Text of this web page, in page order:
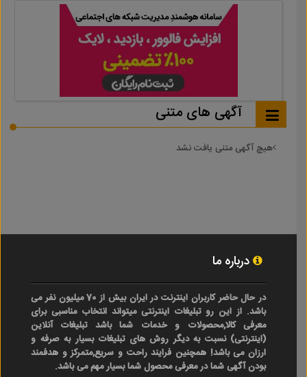
آگهی های متنی
هیچ آگهی متنی یافت نشد
درباره ما
در حال حاضر کاربران اینترنت در ایران بیش از 70 میلیون نفر می
باشد. از این رو تبلیغات اینترنتی میتواند انتخاب مناسبی برای
معرفی کالا,محصولات و خدمات شما باشد تبلیغات آنلاین
(اینترنتی) نسبت به دیگر روش های تبلیغات بسیار به صرفه و
ارزان می باشد! همچنین فرایند راحت و سریع,متمرکز و هدفمند
بودن آگهی شما در معرفی محصول شما بسیار مهم می باشد.